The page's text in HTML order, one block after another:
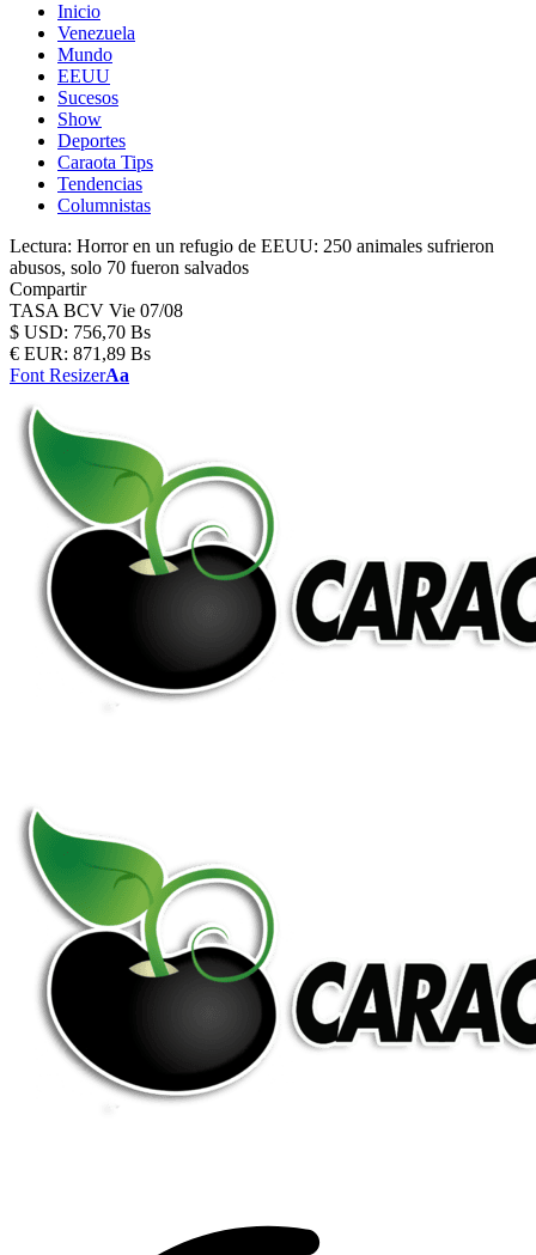
Inicio
Venezuela
Mundo
EEUU
Sucesos
Show
Deportes
Caraota Tips
Tendencias
Columnistas
Lectura: Horror en un refugio de EEUU: 250 animales sufrieron
abusos, solo 70 fueron salvados
Compartir
TASA BCV Vie 07/08
$ USD: 756,70 Bs
€ EUR: 871,89 Bs
Font ResizerAa